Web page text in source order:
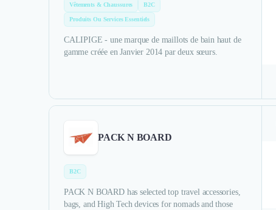
Vêtements & Chaussures B2C
Produits Ou Services Essentiels
CALIPIGE - une marque de maillots de bain haut de
gamme créée en Janvier 2014 par deux sœurs.
PACK N BOARD
B2C
PACK N BOARD has selected top travel accessories,
bags, and High Tech devices for nomads and those